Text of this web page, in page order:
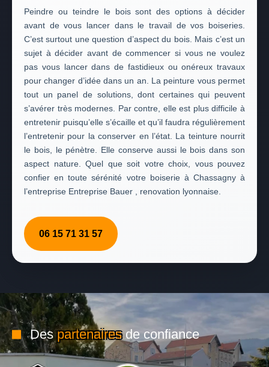
Peindre ou teindre le bois sont des options à décider
avant de vous lancer dans le travail de vos boiseries.
C’est surtout une question d’aspect du bois. Mais c’est un
sujet à décider avant de commencer si vous ne voulez
pas vous lancer dans de fastidieux ou onéreux travaux
pour changer d’idée dans un an. La peinture vous permet
tout un panel de solutions, dont certaines qui peuvent
s’avérer très modernes. Par contre, elle est plus difficile à
entretenir puisqu’elle s’écaille et qu’il faudra régulièrement
l’entretenir pour la conserver en l’état. La teinture nourrit
le bois, le pénètre. Elle conserve aussi le bois dans son
aspect nature. Quel que soit votre choix, vous pouvez
confier en toute sérénité votre boiserie à Chassagny à
l’entreprise Entreprise Bauer , renovation lyonnaise.
06 15 71 31 57
Despartenairesde confiance